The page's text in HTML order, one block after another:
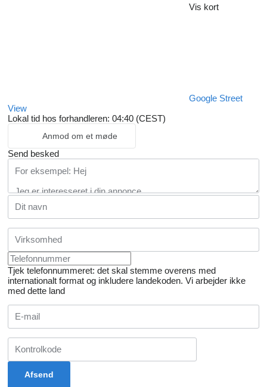
Vis kort
Google Street
View
Lokal tid hos forhandleren: 04:40 (CEST)
Anmod om et møde
Send besked
Tjek telefonnummeret: det skal stemme overens med
internationalt format og inkludere landekoden. Vi arbejder ikke
med dette land